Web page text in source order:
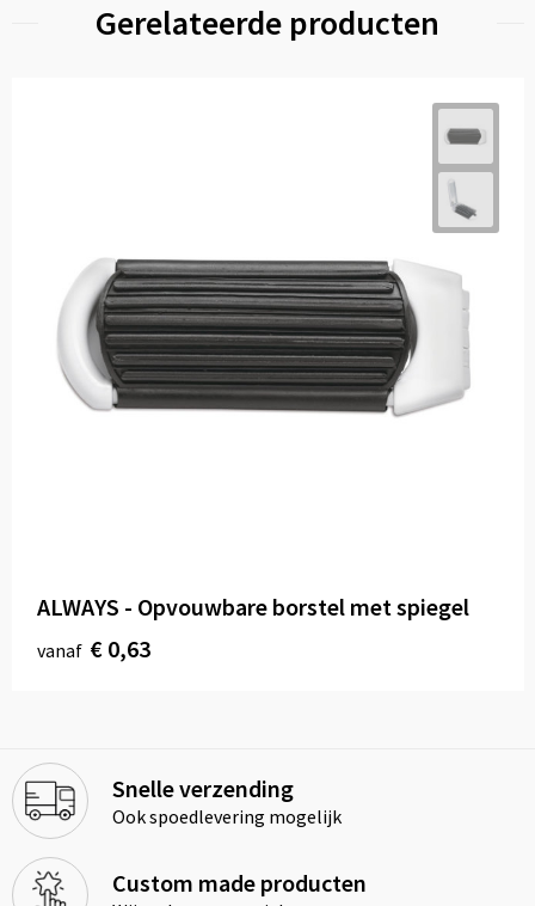
Gerelateerde producten
ALWAYS - Opvouwbare borstel met spiegel
vanaf € 0,63
Snelle verzending
Ook spoedlevering mogelijk
Custom made producten